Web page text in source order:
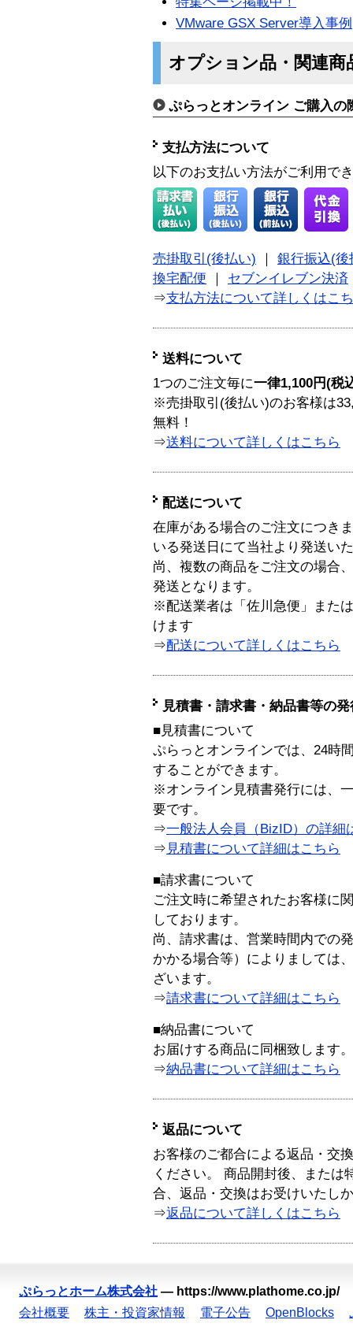
VMware GSX Server導入事例
オプション品・関連商
ぷらっとオンライン ご購入の
支払方法について
以下のお支払い方法がご利用で
売掛取引(後払い)
銀行振込(後
換宅配便
セブンイレブン決済
⇒支払方法について詳しくはこ
送料について
1つのご注文毎に一律1,100円(税
※売掛取引(後払い)のお客様は
無料！
⇒送料について詳しくはこちら
配送について
在庫がある場合のご注文につき
いる発送日にて当社より発送い
尚、複数の商品をご注文の場合
発送となります。
※配送業者は「佐川急便」また
けます
⇒配送について詳しくはこちら
見積書・請求書・納品書等の
■見積書について
ぷらっとオンラインでは、24時
することができます。
※オンライン見積書発行には、
要です。
⇒一般法人会員（BizID）の詳細
⇒ 見積書について詳細はこちら
■請求書について
ご注文時に希望されたお客様に
しております。
尚、請求書は、営業時間内での
かかる場合等）によりましては
ざいます。
⇒請求書について詳細はこちら
■納品書について
お届けする商品に同梱致します。
⇒納品書について詳細はこちら
返品について
お客様のご都合による返品・交
ください。 商品開封後、または
合、返品・交換はお受けいたし
⇒返品について詳しくはこちら
ぷらっとホーム株式会社 — https://www.plathome.co.jp/
会社概要
株主・投資家情報 電子公告 OpenBlocks